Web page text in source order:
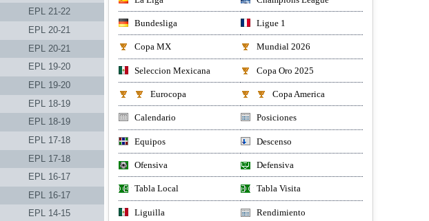
EPL 21-22
EPL 20-21
EPL 20-21
EPL 19-20
EPL 19-20
EPL 18-19
EPL 18-19
EPL 17-18
EPL 17-18
EPL 16-17
EPL 16-17
EPL 14-15
Bundesliga Ligue 1
Copa MX Mundial 2026
Seleccion Mexicana Copa Oro 2025
Eurocopa Copa America
Calendario Posiciones
Equipos Descenso
Ofensiva Defensiva
Tabla Local Tabla Visita
Liguilla Rendimiento